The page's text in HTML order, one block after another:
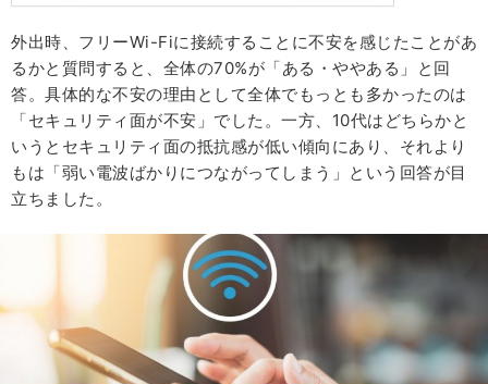
外出時、フリーWi-Fiに接続することに不安を感じたことがあ
るかと質問すると、全体の70%が「ある・ややある」と回
答。具体的な不安の理由として全体でもっとも多かったのは
「セキュリティ面が不安」でした。一方、10代はどちらかと
いうとセキュリティ面の抵抗感が低い傾向にあり、それより
もは「弱い電波ばかりにつながってしまう」という回答が目
立ちました。